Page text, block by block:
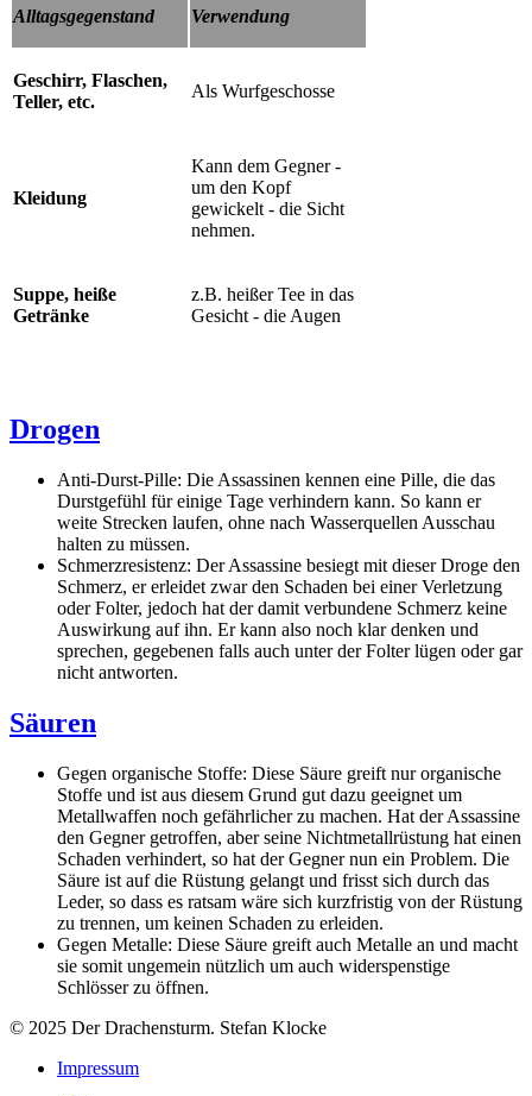
Alltagsgegenstand Verwendung
Geschirr, Flaschen,
Teller, etc.
Als Wurfgeschosse
Kleidung
Kann dem Gegner -
um den Kopf
gewickelt - die Sicht
nehmen.
Suppe, heiße
Getränke
z.B. heißer Tee in das
Gesicht - die Augen
Drogen
Anti-Durst-Pille: Die Assassinen kennen eine Pille, die das
Durstgefühl für einige Tage verhindern kann. So kann er
weite Strecken laufen, ohne nach Wasserquellen Ausschau
halten zu müssen.
Schmerzresistenz: Der Assassine besiegt mit dieser Droge den
Schmerz, er erleidet zwar den Schaden bei einer Verletzung
oder Folter, jedoch hat der damit verbundene Schmerz keine
Auswirkung auf ihn. Er kann also noch klar denken und
sprechen, gegebenen falls auch unter der Folter lügen oder gar
nicht antworten.
Säuren
Gegen organische Stoffe: Diese Säure greift nur organische
Stoffe und ist aus diesem Grund gut dazu geeignet um
Metallwaffen noch gefährlicher zu machen. Hat der Assassine
den Gegner getroffen, aber seine Nichtmetallrüstung hat einen
Schaden verhindert, so hat der Gegner nun ein Problem. Die
Säure ist auf die Rüstung gelangt und frisst sich durch das
Leder, so dass es ratsam wäre sich kurzfristig von der Rüstung
zu trennen, um keinen Schaden zu erleiden.
Gegen Metalle: Diese Säure greift auch Metalle an und macht
sie somit ungemein nützlich um auch widerspenstige
Schlösser zu öffnen.
© 2025 Der Drachensturm. Stefan Klocke
Impressum